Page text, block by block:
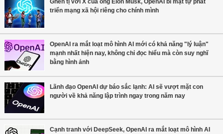
triển mạng xã hội riêng cho chính mình
OpenAI ra mắt loạt mô hình AI mới có khả năng "lý luận"
mạnh nhất hiện nay, không chỉ đọc hiểu mà còn suy nghĩ
bằng hình ảnh
Lãnh đạo OpenAI dự báo sắc lạnh: AI sẽ vượt mặt con
người về khả năng lập trình ngay trong năm nay
Cạnh tranh với DeepSeek, OpenAI ra mắt loạt mô hình AI